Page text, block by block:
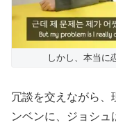
しかし、本当に
冗談を交えながら、
ンベンに、ジョシュ